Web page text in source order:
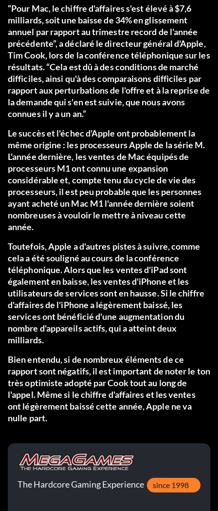
“Pour Mac, le chiffre d'affaires s'est élevé à $7,6
milliards, soit une baisse de 34% en glissement
annuel par rapport au trimestre record de l'année
précédente”, a déclaré le directeur général d'Apple,
Tim Cook, lors de la conférence téléphonique sur les
résultats. “Cela est dû à des conditions de marché
difficiles, ainsi qu'à des comparaisons difficiles par
rapport aux perturbations de l'offre et à la reprise de
la demande qui s'en est suivie, que nous avons
connues il y a un an.”
Le succès et l'échec d'Apple ont probablement la
même origine : les processeurs Apple de la série M.
L'année dernière, les ventes de Mac équipés de
processeurs M1 ont connu une expansion
considérable et, compte tenu du cycle de vie des
processeurs, il est peu probable que les personnes
ayant acheté un Mac M1 l'année dernière soient
nombreuses à vouloir le mettre à niveau cette
année.
Toutefois, Apple a d'autres pistes à suivre, comme
cela a été souligné au cours de la conférence
téléphonique. Alors que les ventes d'iPad sont
également en baisse, les ventes d'iPhone et les
utilisateurs de services sont en hausse. Si le chiffre
d'affaires de l'iPhone a légèrement baissé, les
services ont bénéficié d'une augmentation du
nombre d'appareils actifs, qui a atteint deux
milliards.
Bien entendu, si de nombreux éléments de ce
rapport sont négatifs, il est important de noter le ton
très optimiste adopté par Cook tout au long de
l'appel. Même si le chiffre d'affaires et les ventes
ont légèrement baissé cette année, Apple ne va
nulle part.
The Hardcore Gaming Experience since 1998